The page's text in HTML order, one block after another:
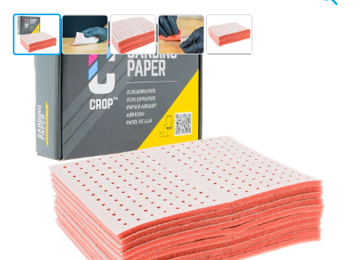
View larger imageView larger imageView larger imageView larger imageView larger image
Spedito oggi
Variante
CROP SoftX Tamponi abrasivi grana 800 - 135x180mm - 10 pezzi
Scegli un numero
1 pezzo 19,15
RISPARMIA IL 5% pz18,20